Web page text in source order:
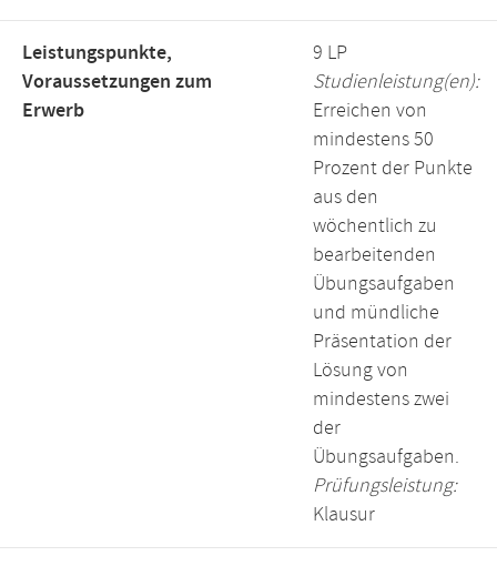
Leistungspunkte,
Voraussetzungen zum
Erwerb
9 LP
Studienleistung(en):
Erreichen von
mindestens 50
Prozent der Punkte
aus den
wöchentlich zu
bearbeitenden
Übungsaufgaben
und mündliche
Präsentation der
Lösung von
mindestens zwei
der
Übungsaufgaben.
Prüfungsleistung:
Klausur